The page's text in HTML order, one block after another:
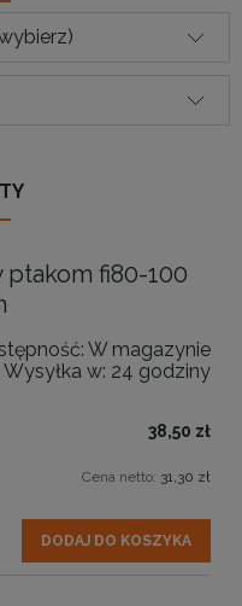
ptakom fi80-100
W magazynie
Wysyłka w: 24 godziny
38,50 zł
Cena netto: 31,30 zł
DODAJ DO KOSZYKA